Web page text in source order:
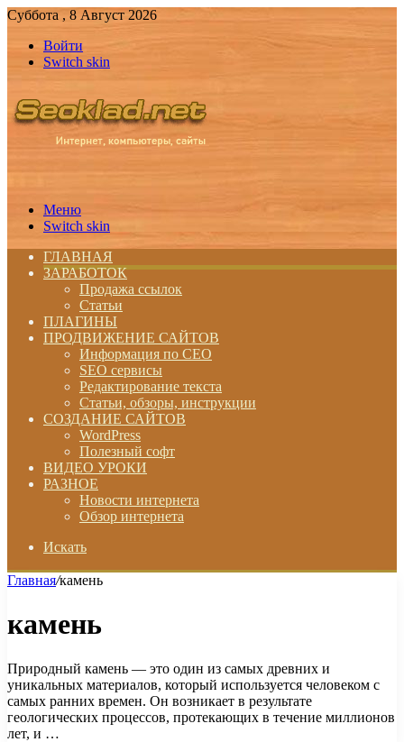
Суббота , 8 Август 2026
Войти
Switch skin
Меню
Switch skin
ГЛАВНАЯ
ЗАРАБОТОК
Продажа ссылок
Статьи
ПЛАГИНЫ
ПРОДВИЖЕНИЕ САЙТОВ
Информация по СЕО
SEO сервисы
Редактирование текста
Статьи, обзоры, инструкции
СОЗДАНИЕ САЙТОВ
WordPress
Полезный софт
ВИДЕО УРОКИ
РАЗНОЕ
Новости интернета
Обзор интернета
Искать
Главная/камень
камень
Природный камень — это один из самых древних и
уникальных материалов, который используется человеком с
самых ранних времен. Он возникает в результате
геологических процессов, протекающих в течение миллионов
лет, и …